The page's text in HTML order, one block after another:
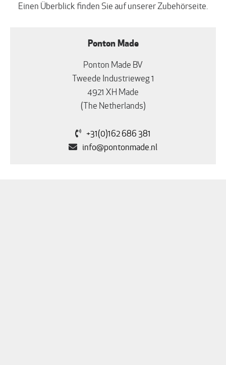
Einen Überblick finden Sie auf unserer Zubehörseite.
Ponton Made
Ponton Made BV
Tweede Industrieweg 1
4921 XH Made
(The Netherlands)
+31(0)162 686 381
info@pontonmade.nl